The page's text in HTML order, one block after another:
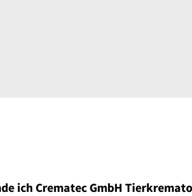
ich Crematec GmbH